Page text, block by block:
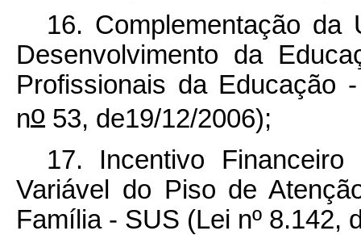
16. Complementação
Desenvolvimento da
Profissionais da Educação
no 53, de19/12/2006);
17. Incentivo
Variável do Piso de
Família - SUS (Lei nº 8.142,